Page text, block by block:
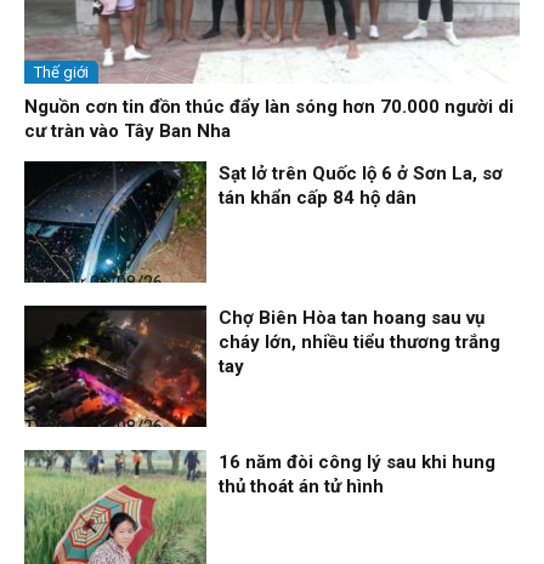
Thế giới
Nguồn cơn tin đồn thúc đẩy làn sóng hơn 70.000 người di
cư tràn vào Tây Ban Nha
Thời sự
06/08/26, 12:33
Sạt lở trên Quốc lộ 6 ở Sơn La, sơ
tán khẩn cấp 84 hộ dân
Thời sự
06/08/26, 12:30
Chợ Biên Hòa tan hoang sau vụ
cháy lớn, nhiều tiểu thương trắng
tay
16 năm đòi công lý sau khi hung
thủ thoát án tử hình